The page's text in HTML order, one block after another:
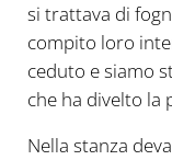
si trattava di
compito loro
ceduto e siamo
che ha divelto la
Nella stanza